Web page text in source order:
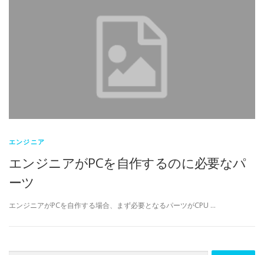
エンジニア
エンジニアがPCを自作するのに必要なパ
ーツ
エンジニアがPCを自作する場合、まず必要となるパーツがCPU …